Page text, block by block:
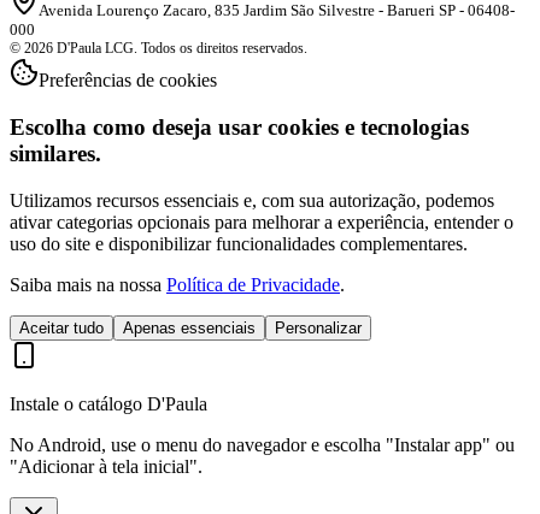
Avenida Lourenço Zacaro, 835 Jardim São Silvestre - Barueri SP - 06408-
000
© 2026 D'Paula LCG. Todos os direitos reservados.
Preferências de cookies
Escolha como deseja usar cookies e tecnologias
similares.
Utilizamos recursos essenciais e, com sua autorização, podemos
ativar categorias opcionais para melhorar a experiência, entender o
uso do site e disponibilizar funcionalidades complementares.
Saiba mais na nossa Política de Privacidade.
Aceitar tudo Apenas essenciais Personalizar
Instale o catálogo D'Paula
No Android, use o menu do navegador e escolha "Instalar app" ou
"Adicionar à tela inicial".